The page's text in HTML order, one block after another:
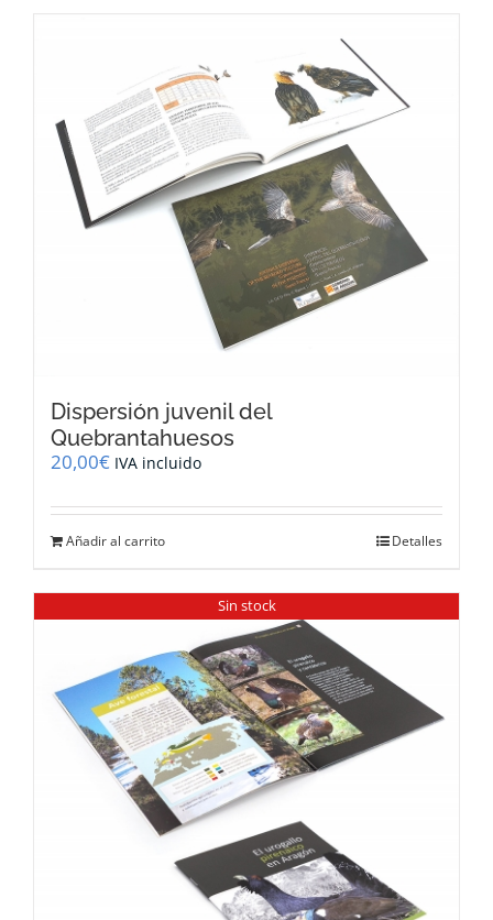
Dispersión juvenil del
Quebrantahuesos
20,00€ IVA incluido
Añadir al carrito Detalles
Sin stock